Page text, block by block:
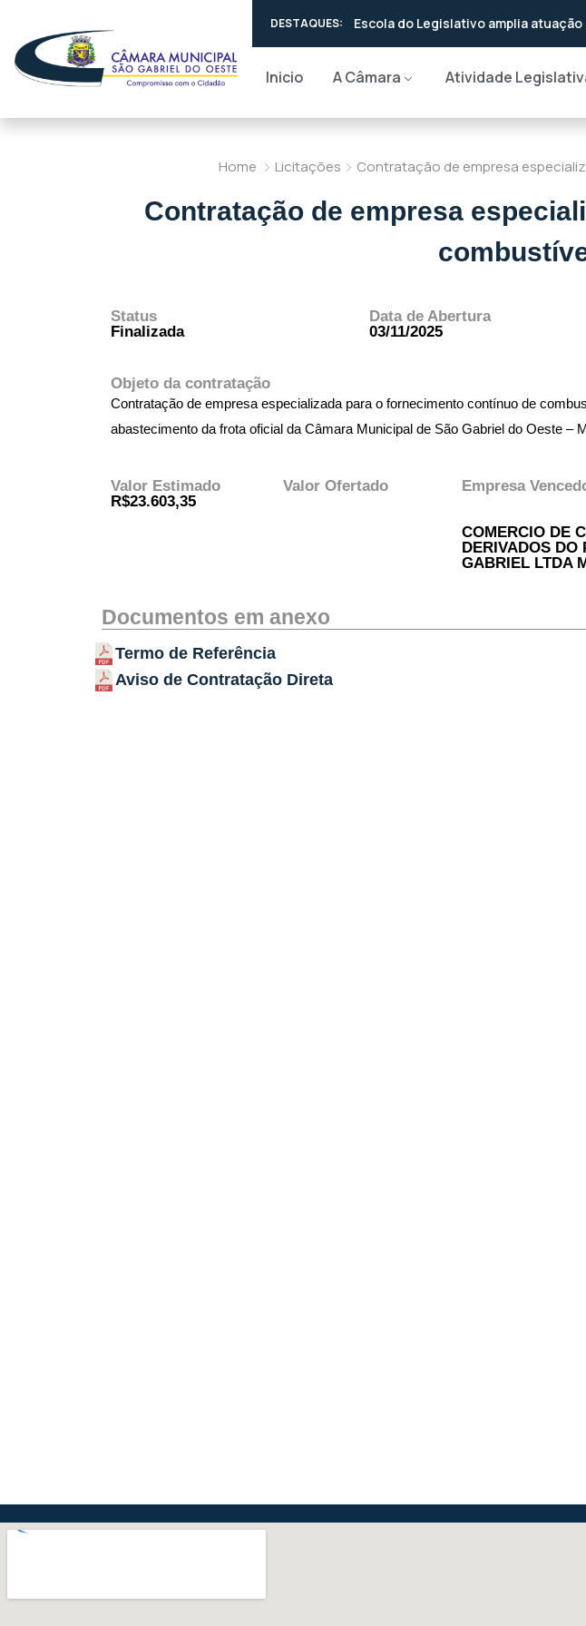
DESTAQUES:
Escola do Legislativo amplia
resolução aprovada hoje
Inicio A Câmara Atividade
Home Licitações Contratação de empresa
Contratação de empresa
Status
Finalizada
Data de Abertura
03/11/2025
Objeto da contratação
Contratação de empresa especializada para o fornecimento contínuo de
abastecimento da frota oficial da Câmara Municipal de São Gabriel do Oeste –
Valor Estimado
R$23.603,35
Valor Ofertado Empresa
COMERCIO DE
DERIVADOS DO
GABRIEL LTDA
Documentos em anexo
Termo de Referência
Aviso de Contratação Direta